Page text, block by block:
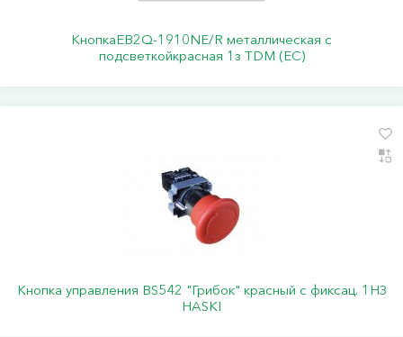
КнопкаEB2Q-1910NE/R металлическая с
подсветкойкрасная 1з TDM (ЕС)
Кнопка управления BS542 "Грибок" красный с фиксац. 1НЗ
HASKI